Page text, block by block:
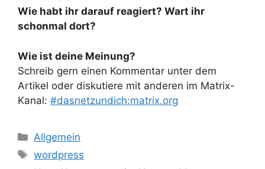
Wie habt ihr darauf reagiert? Wart ihr
schonmal dort?
Wie ist deine Meinung?
Schreib gern einen Kommentar unter dem
Artikel oder diskutiere mit anderen im Matrix-
Kanal: #dasnetzundich:matrix.org
Kategorien
Allgemein
Schlagwörter
wordpress